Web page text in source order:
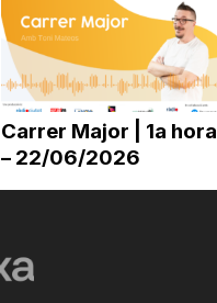
Carrer Major | 1a hora
– 22/06/2026